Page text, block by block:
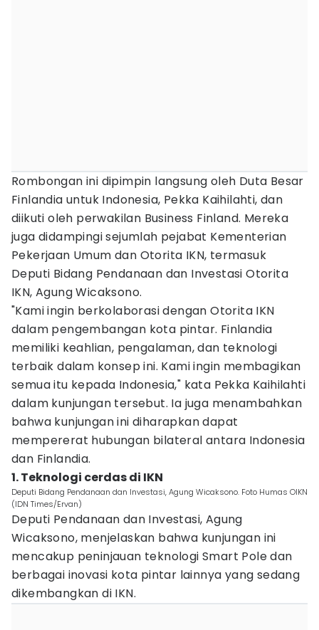
Rombongan ini dipimpin langsung oleh Duta Besar
Finlandia untuk Indonesia, Pekka Kaihilahti, dan
diikuti oleh perwakilan Business Finland. Mereka
juga didampingi sejumlah pejabat Kementerian
Pekerjaan Umum dan Otorita IKN, termasuk
Deputi Bidang Pendanaan dan Investasi Otorita
IKN, Agung Wicaksono.
"Kami ingin berkolaborasi dengan Otorita IKN
dalam pengembangan kota pintar. Finlandia
memiliki keahlian, pengalaman, dan teknologi
terbaik dalam konsep ini. Kami ingin membagikan
semua itu kepada Indonesia," kata Pekka Kaihilahti
dalam kunjungan tersebut. Ia juga menambahkan
bahwa kunjungan ini diharapkan dapat
mempererat hubungan bilateral antara Indonesia
dan Finlandia.
1. Teknologi cerdas di IKN
Deputi Bidang Pendanaan dan Investasi, Agung Wicaksono. Foto Humas OIKN
(IDN Times/Ervan)
Deputi Pendanaan dan Investasi, Agung
Wicaksono, menjelaskan bahwa kunjungan ini
mencakup peninjauan teknologi Smart Pole dan
berbagai inovasi kota pintar lainnya yang sedang
dikembangkan di IKN.